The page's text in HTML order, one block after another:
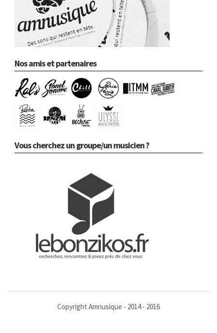
Nos amis et partenaires
Vous cherchez un groupe/un musicien ?
Copyright Amnusique - 2014 - 2016